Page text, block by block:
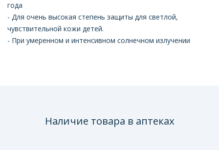
года
- Для очень высокая степень защиты для светлой,
чувствительной кожи детей.
- При умеренном и интенсивном солнечном излучении
Наличие товара в аптеках